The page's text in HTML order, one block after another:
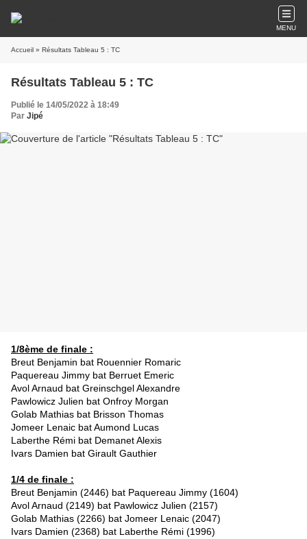
MENU
Accueil » Résultats Tableau 5 : TC
Résultats Tableau 5 : TC
Publié le 14/05/2022 à 18:49
Par Jipé
1/8ème de finale :
Breut Benjamin bat Rouennier Romaric
Paquereau Jimmy bat Berruet Emeric
Avol Arnaud bat Greinschgel Alexandre
Pawlowicz Julien bat Onfroy Morgan
Golab Mathias bat Brisson Thomas
Jomeer Lenaic bat Aumond Lucas
Laberthe Rémi bat Demanet Alexis
Ivars Damien bat Girault Gauthier
1/4 de finale :
Breut Benjamin (2446) bat Paquereau Jimmy (1604)
Avol Arnaud (2149) bat Pawlowicz Julien (2157)
Golab Mathias (2266) bat Jomeer Lenaic (2047)
Ivars Damien (2368) bat Laberthe Rémi (1996)